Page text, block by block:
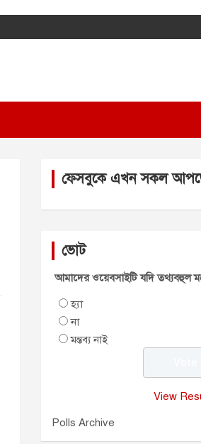
ফেসবুকে এখন সকল
ভোট
আমাদের ওয়েবসাইটি যদি তথ্যবহুল
হ্যা
না
মন্তব্য নাই
View
Polls Archive